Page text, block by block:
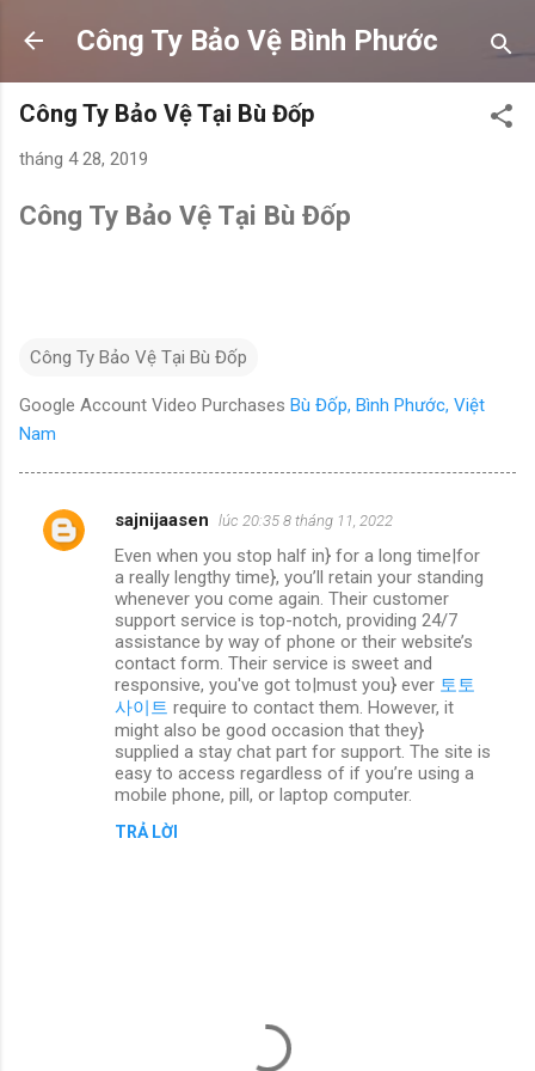
Chuyển đến nội dung chính
Công Ty Bảo Vệ Bình Phước
Công Ty Bảo Vệ Tại Bù Đốp
tháng 4 28, 2019
Công Ty Bảo Vệ Tại Bù Đốp
Công Ty Bảo Vệ Tại Bù Đốp
Google Account Video Purchases Bù Đốp, Bình Phước, Việt
Nam
N
sajnijaasen lúc 20:35 8 tháng 11, 2022
Even when you stop half in} for a long time|for
a really lengthy time}, you’ll retain your standing
whenever you come again. Their customer
support service is top-notch, providing 24/7
assistance by way of phone or their website’s
contact form. Their service is sweet and
responsive, you've got to|must you} ever 토토
사이트 require to contact them. However, it
might also be good occasion that they}
supplied a stay chat part for support. The site is
easy to access regardless of if you’re using a
mobile phone, pill, or laptop computer.
TRẢ LỜI